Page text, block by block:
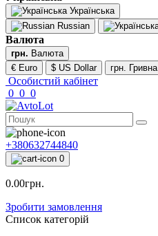
Українська
Russian
Валюта
грн. Валюта
€ Euro
$ US Dollar грн. Гривна
Особистий кабінет
0 0 0
+380632744840
0
0.00грн.
Зробити замовлення
Список категорій